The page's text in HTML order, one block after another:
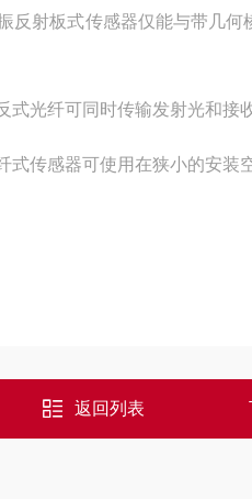
反射板式传感器仅能与带几
光纤可同时传输发射光和接
传感器可使用在狭小的安装
返回列表